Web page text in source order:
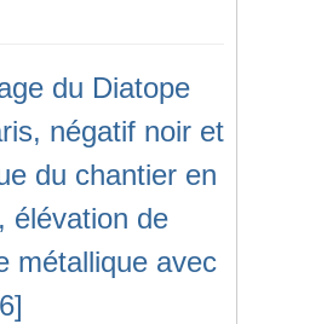
du Diatope
négatif noir et
du chantier en
élévation de
métallique avec